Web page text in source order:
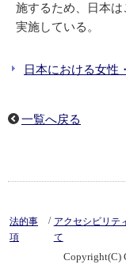
施するため、日本は
実施している。
日本における女性
一覧へ戻る
法的事
項
/ アクセシビリテ
て
Copyright(C)